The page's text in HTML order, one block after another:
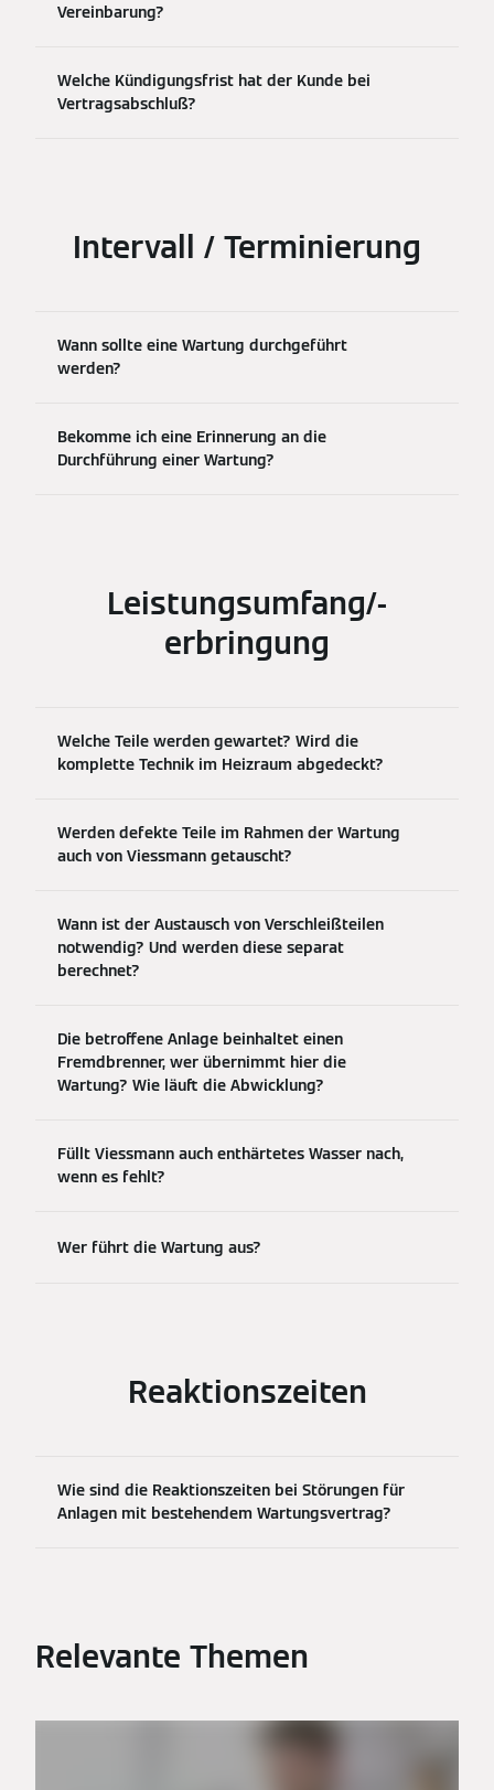
Vereinbarung?
Welche Kündigungsfrist hat der Kunde bei
Vertragsabschluß?
Intervall / Terminierung
Wann sollte eine Wartung durchgeführt
werden?
Bekomme ich eine Erinnerung an die
Durchführung einer Wartung?
Leistungsumfang/-
erbringung
Welche Teile werden gewartet? Wird die
komplette Technik im Heizraum abgedeckt?
Werden defekte Teile im Rahmen der Wartung
auch von Viessmann getauscht?
Wann ist der Austausch von Verschleißteilen
notwendig? Und werden diese separat
berechnet?
Die betroffene Anlage beinhaltet einen
Fremdbrenner, wer übernimmt hier die
Wartung? Wie läuft die Abwicklung?
Füllt Viessmann auch enthärtetes Wasser nach,
wenn es fehlt?
Wer führt die Wartung aus?
Reaktionszeiten
Wie sind die Reaktionszeiten bei Störungen für
Anlagen mit bestehendem Wartungsvertrag?
Relevante Themen